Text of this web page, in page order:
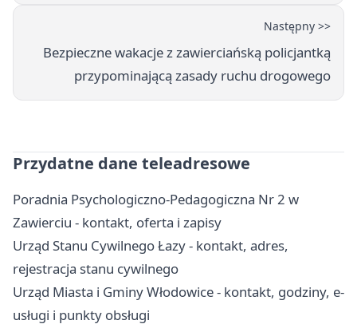
Następny >>
Bezpieczne wakacje z zawierciańską policjantką
przypominającą zasady ruchu drogowego
Przydatne dane teleadresowe
Poradnia Psychologiczno-Pedagogiczna Nr 2 w
Zawierciu - kontakt, oferta i zapisy
Urząd Stanu Cywilnego Łazy - kontakt, adres,
rejestracja stanu cywilnego
Urząd Miasta i Gminy Włodowice - kontakt, godziny, e-
usługi i punkty obsługi